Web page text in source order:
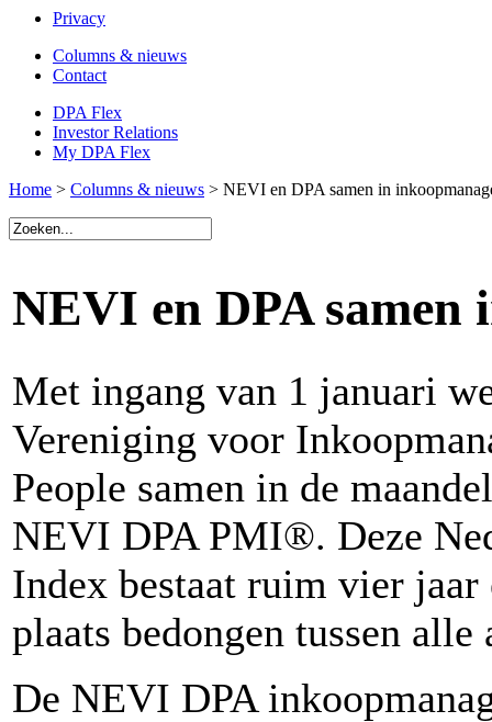
Privacy
Columns & nieuws
Contact
DPA Flex
Investor Relations
My DPA Flex
Home > Columns & nieuws > NEVI en DPA samen in
NEVI en DPA samen
Met ingang van 1 januari
Vereniging voor
People samen in de
NEVI DPA PMI®. Deze
Index bestaat ruim vier
plaats bedongen tussen
De NEVI DPA